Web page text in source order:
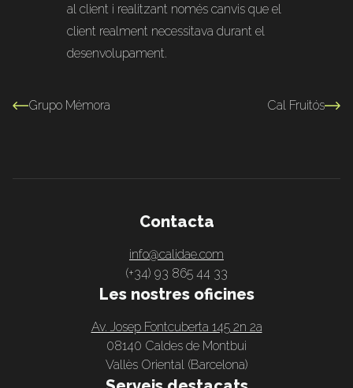
al client i realitzant només canvis que el
client realment necessitava durant el
desenvolupament.
Grupo Mémora Cal Fruitós
Contacta
info@calidae.com
(+34) 93 865 44 33
Les nostres oficines
Av. Josep Fontcuberta 145 2n 2a
08140 Caldes de Montbui
Vallès Oriental (Barcelona)